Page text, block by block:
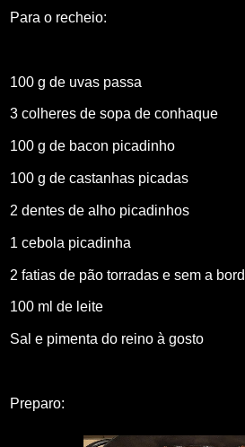
Para o recheio:
100 g de uvas passa
3 colheres de sopa de conhaque
100 g de bacon picadinho
100 g de castanhas picadas
2 dentes de alho picadinhos
1 cebola picadinha
2 fatias de pão torradas e sem a
100 ml de leite
Sal e pimenta do reino à gosto
Preparo: